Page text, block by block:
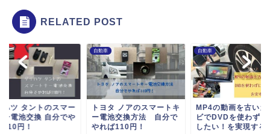
RELATED POST
ハツ タントのスマー
ー電池交換 自分でや
110円！
自動車
トヨタ ノアのスマートキ
ー電池交換方法 自分で
やれば110円！
自動車
MP4の動画を古いカ
ビでDVDを使わずに
したい！を実現する